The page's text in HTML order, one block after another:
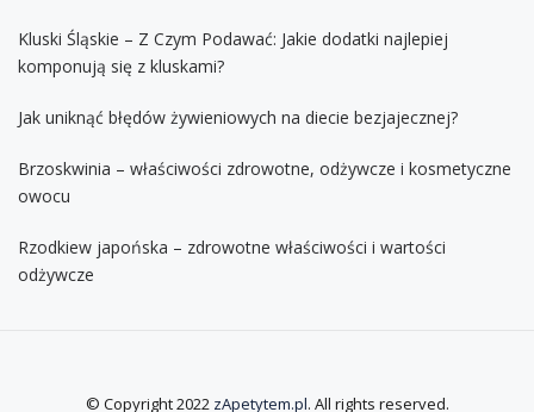
Kluski Śląskie – Z Czym Podawać: Jakie dodatki najlepiej
komponują się z kluskami?
Jak uniknąć błędów żywieniowych na diecie bezjajecznej?
Brzoskwinia – właściwości zdrowotne, odżywcze i kosmetyczne
owocu
Rzodkiew japońska – zdrowotne właściwości i wartości
odżywcze
© Copyright 2022 zApetytem.pl. All rights reserved.